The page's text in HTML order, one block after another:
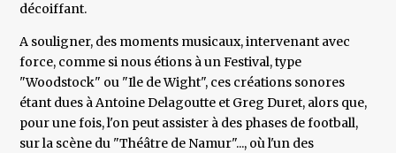
décoiffant.
A souligner, des moments musicaux, intervenant avec
force, comme si nous étions à un Festival, type
"Woodstock" ou "Ile de Wight", ces créations sonores
étant dues à Antoine Delagoutte et Greg Duret, alors que,
pour une fois, l'on peut assister à des phases de football,
sur la scène du "Théâtre de Namur"..., où l'un des